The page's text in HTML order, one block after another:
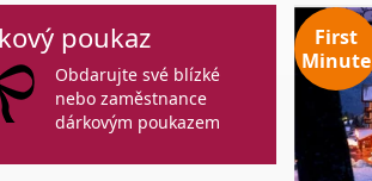
First
Minute
poukaz
Obdarujte své blízké
nebo zaměstnance
dárkovým poukazem